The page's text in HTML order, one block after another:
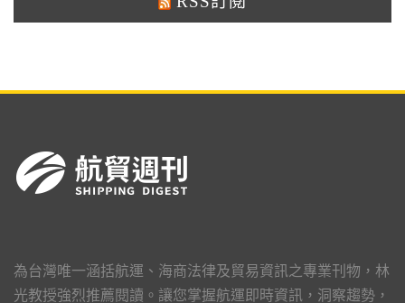
為台灣唯一涵括航運、海商法律及貿易資訊之專業刊物，林
光教授強烈推薦閱讀。讓您掌握航運即時資訊，洞察趨勢，